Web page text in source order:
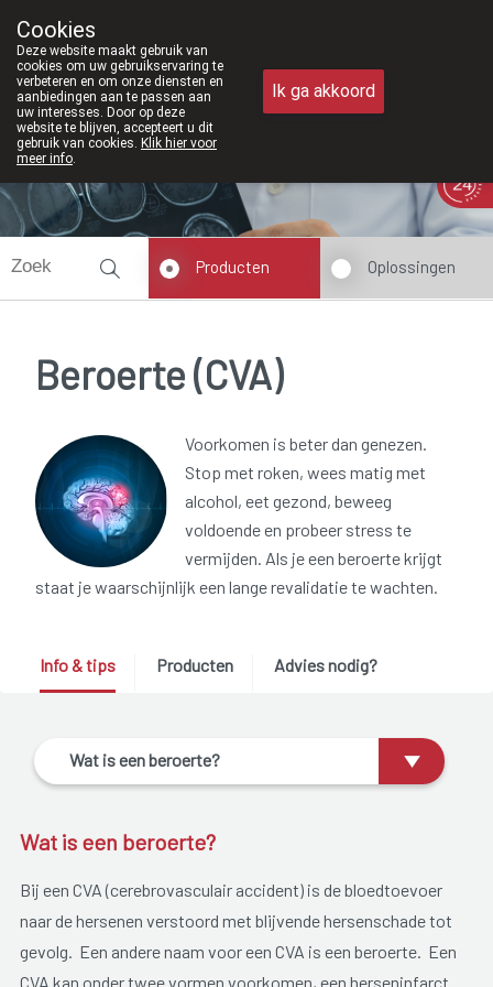
011/610300
Vandaag
Producten Oplossingen
Beroerte (CVA)
Voorkomen is beter dan genezen.
Stop met roken, wees matig met
alcohol, eet gezond, beweeg
voldoende en probeer stress te
vermijden. Als je een beroerte krijgt
staat je waarschijnlijk een lange revalidatie te wachten.
Info & tips Producten Advies nodig?
Wat is een beroerte?
Wat is een beroerte?
Bij een CVA (cerebrovasculair accident) is de bloedtoevoer
naar de hersenen verstoord met blijvende hersenschade tot
gevolg. Een andere naam voor een CVA is een beroerte. Een
CVA kan onder twee vormen voorkomen, een herseninfarct
Cookies
Deze website maakt gebruik van
cookies om uw gebruikservaring te
verbeteren en om onze diensten en
aanbiedingen aan te passen aan
uw interesses. Door op deze
website te blijven, accepteert u dit
gebruik van cookies. Klik hier voor
meer info.
Ik ga akkoord